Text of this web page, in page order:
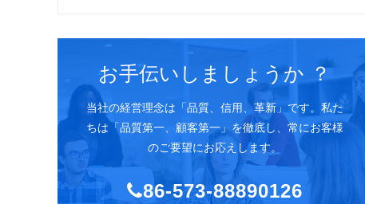
お手伝いしましょうか ？
当社の経営理念は「品質、信用、革新」です。私た
ちは「品質第一、顧客第一」を徹底し、常にお客様
のご要望にお応えします。
86-573-88890126